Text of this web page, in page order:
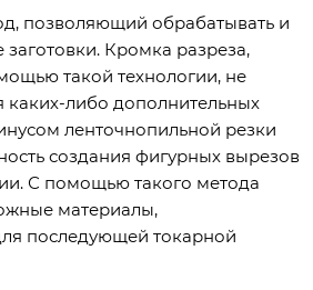
позволяющий обрабатывать и
заготовки. Кромка разреза,
такой технологии, не
каких-либо дополнительных
ленточнопильной резки
создания фигурных вырезов
С помощью такого метода
материалы,
последующей токарной